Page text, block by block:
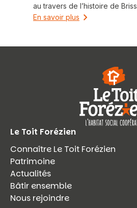
Vous recherchez&nbsp;:
au travers de l’histoire de Briss
En savoir plus
Le Toit Forézien
Connaître Le Toit Forézien
Patrimoine
Actualités
Bâtir ensemble
Nous rejoindre